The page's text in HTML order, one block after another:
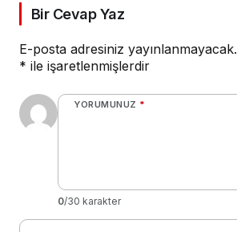
Bir Cevap Yaz
E-posta adresiniz yayınlanmayacak.
* ile işaretlenmişlerdir
YORUMUNUZ *
0/30 karakter